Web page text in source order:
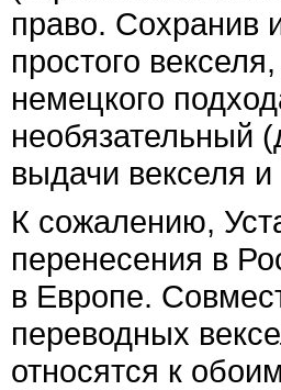
право. Сохранив
простого
немецкого
необязательный
выдачи векселя
К сожалению,
перенесения в
в Европе.
переводных
относятся к